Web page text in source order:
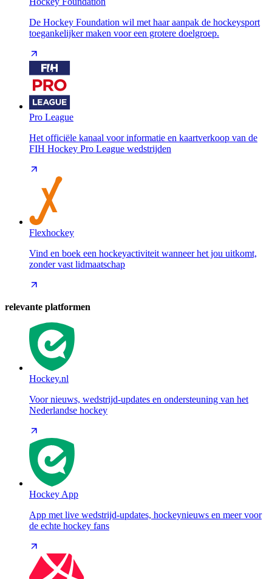
De Hockey Foundation wil met haar aanpak de hockeysport
toegankelijker maken voor een grotere doelgroep.
Pro League
Het officiële kanaal voor informatie en kaartverkoop van de
FIH Hockey Pro League wedstrijden
Flexhockey
Vind en boek een hockeyactiviteit wanneer het jou uitkomt,
zonder vast lidmaatschap
relevante platformen
Hockey.nl
Voor nieuws, wedstrijd-updates en ondersteuning van het
Nederlandse hockey
Hockey App
App met live wedstrijd-updates, hockeynieuws en meer voor
de echte hockey fans